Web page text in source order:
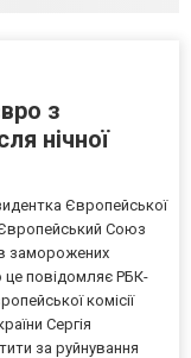
з
нічної
Європейської
Союз
заморожених
це повідомляє РБК-
комісії
Сергія
за руйнування